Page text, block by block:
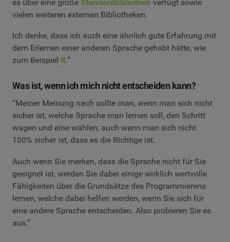
es über eine große Standardbibliothek verfügt sowie
vielen weiteren externen Bibliotheken.
Ich denke, dass ich auch eine ähnlich gute Erfahrung mit
dem Erlernen einer anderen Sprache gehabt hätte, wie
zum Beispiel R.”
Was ist, wenn ich mich nicht entscheiden kann?
“Meiner Meinung nach sollte man, wenn man sich nicht
sicher ist, welche Sprache man lernen soll, den Schritt
wagen und eine wählen, auch wenn man sich nicht
100% sicher ist, dass es die Richtige ist.
Auch wenn Sie merken, dass die Sprache nicht für Sie
geeignet ist, werden Sie dabei einige wirklich wertvolle
Fähigkeiten über die Grundsätze des Programmierens
lernen, welche dabei helfen werden, wenn Sie sich für
eine andere Sprache entscheiden. Also probieren Sie es
aus.”